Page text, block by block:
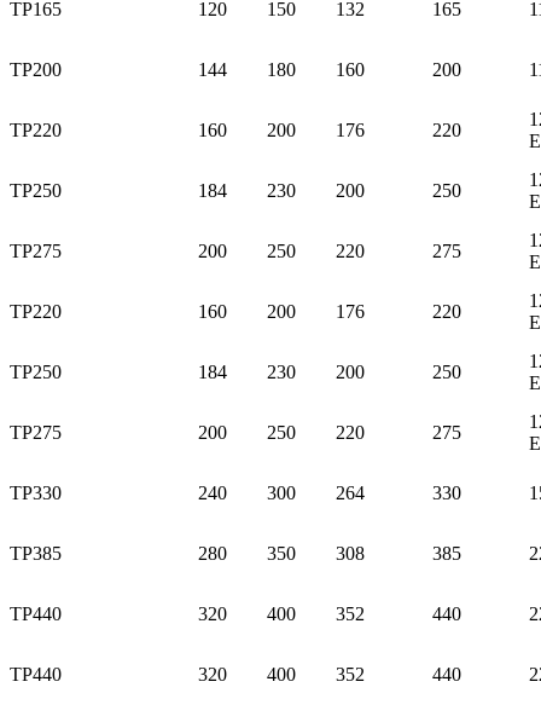
TP165 120 150 132 165
TP200 144 180 160 200
TP220 160 200 176 220
TP250 184 230 200 250
TP275 200 250 220 275
TP220 160 200 176 220
TP250 184 230 200 250
TP275 200 250 220 275
TP330 240 300 264 330
TP385 280 350 308 385
TP440 320 400 352 440
TP440 320 400 352 440